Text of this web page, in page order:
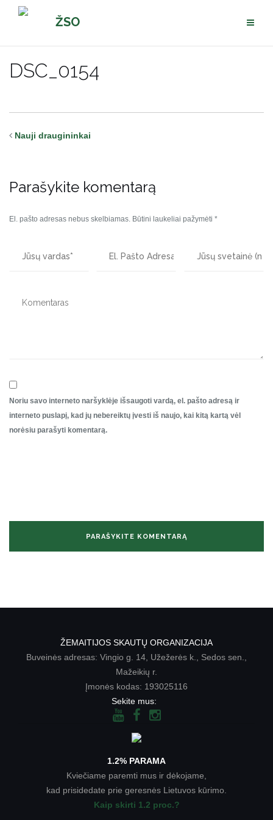
Pereiti
ŽSO
DSC_0154
Nauji draugininkai
Parašykite komentarą
El. pašto adresas nebus skelbiamas. Būtini laukeliai pažymėti *
Noriu savo interneto naršyklėje išsaugoti vardą, el. pašto adresą ir
interneto puslapį, kad jų nebereiktų įvesti iš naujo, kai kitą kartą vėl
norėsiu parašyti komentarą.
ŽEMAITIJOS SKAUTŲ ORGANIZACIJA
Buveinės adresas: Vingio g. 14, Užežerės k., Sedos sen.,
Mažeikių r.
Įmonės kodas: 193025116
Sekite mus:
1.2% PARAMA
Kviečiame paremti mus ir dėkojame,
kad prisidedate prie geresnės Lietuvos kūrimo.
Kaip skirti 1.2 proc.?